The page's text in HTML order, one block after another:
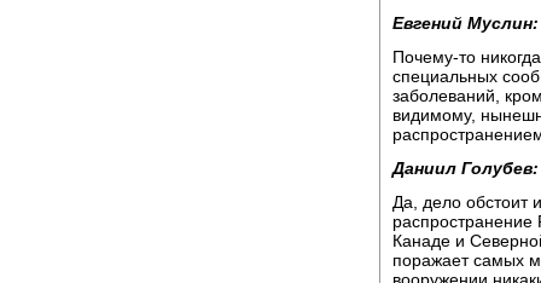
Евгений Муслин:
Почему-то
специальных
заболеваний,
видимому,
Даниил Голубев:
Да, дело обстоит
Канаде и
поражает самых
вооружении